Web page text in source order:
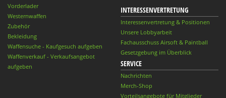
Vorderlader
Westernwaffen
Zubehör
Bekleidung
Waffensuche - Kaufgesuch aufgeben
Waffenverkauf - Verkaufsangebot
aufgeben
INTERESSENVERTRETUNG
Interessenvertretung & Positionen
Unsere Lobbyarbeit
Fachausschuss Airsoft & Paintball
Gesetzgebung im Überblick
SERVICE
Nachrichten
Merch-Shop
Vorteilsangebote für Mitglieder